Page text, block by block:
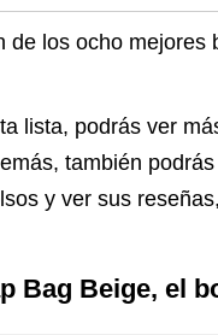
los ocho mejores
lista, podrás ver
también
y ver sus
Bag Beige, el